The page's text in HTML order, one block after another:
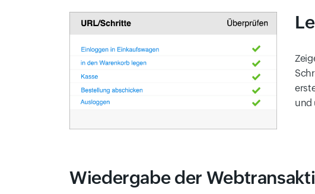
und
Wiedergabe der